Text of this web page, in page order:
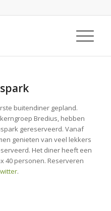
buitendiner gepland.
Bredius, hebben
gereserveerd. Vanaf
genieten van veel lekkers
Het diner heeft een
40 personen. Reserveren
.